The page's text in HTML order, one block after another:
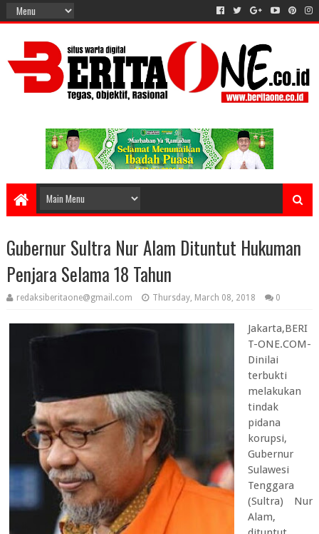
Gubernur Sultra Nur Alam Dituntut Hukuman
Penjara Selama 18 Tahun
redaksiberitaone@gmail.com Thursday, March 08, 2018 0
Jakarta,BERI
T-ONE.COM-
Dinilai
terbukti
melakukan
tindak
pidana
korupsi,
Gubernur
Sulawesi
Tenggara
(Sultra) Nur
Alam,